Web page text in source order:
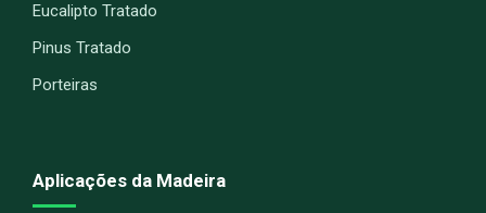
Eucalipto Tratado
Pinus Tratado
Porteiras
Aplicações da Madeira